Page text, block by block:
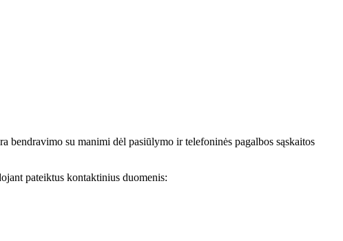
bendravimo su manimi dėl pasiūlymo ir telefoninės pagalbos sąskaitos
pateiktus kontaktinius duomenis: